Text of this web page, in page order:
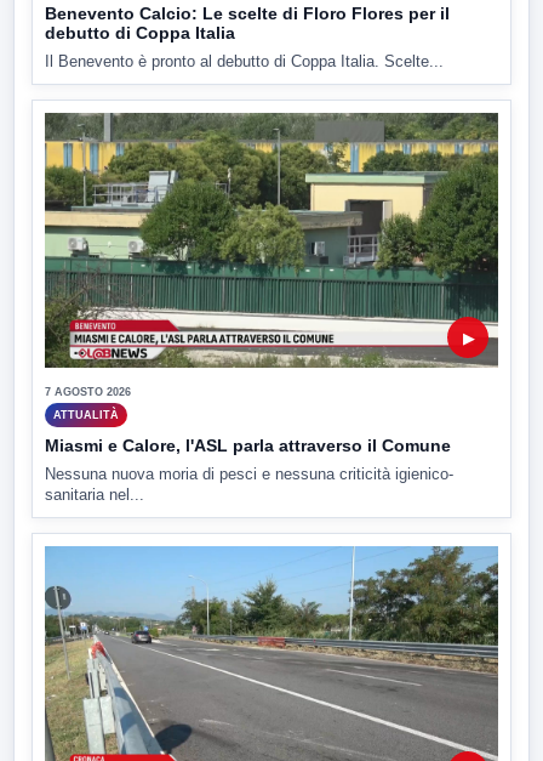
Benevento Calcio: Le scelte di Floro Flores per il
debutto di Coppa Italia
Il Benevento è pronto al debutto di Coppa Italia. Scelte...
▶
7 AGOSTO 2026
ATTUALITÀ
Miasmi e Calore, l'ASL parla attraverso il Comune
Nessuna nuova moria di pesci e nessuna criticità igienico-
sanitaria nel...